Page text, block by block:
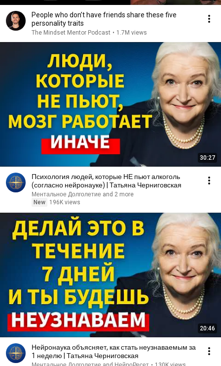
People who don’t have friends share these five
personality traits
The Mindset Mentor Podcast • 1.7M views
30:27
Психология людей, которые НЕ пьют алкоголь
(согласно нейронауке) | Татьяна Черниговская
Ментальное Долголетие and 2 more
New
196K views
20:46
Нейронаука объясняет, как стать неузнаваемым за
1 неделю | Татьяна Черниговская